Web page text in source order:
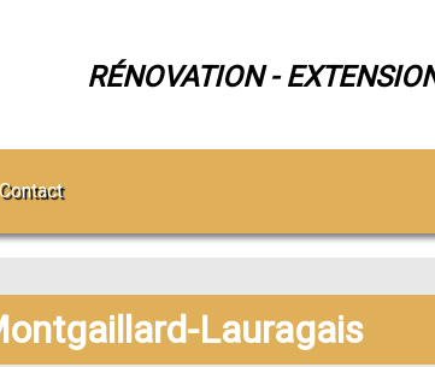
RÉNOVATION -
Contact
Lauragais